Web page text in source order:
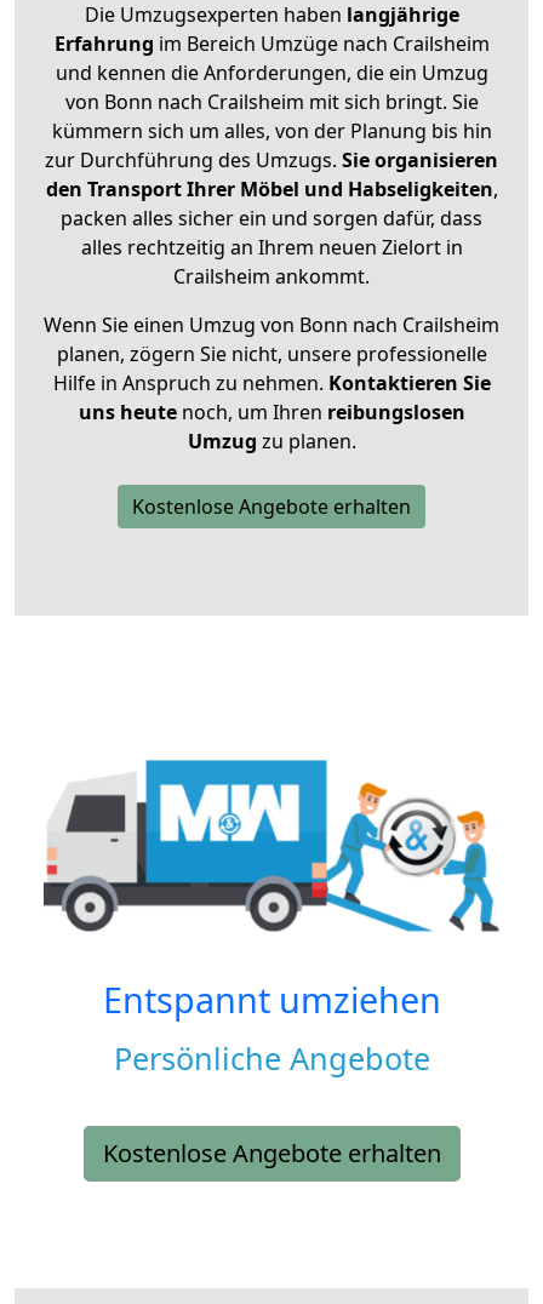
Die Umzugsexperten haben langjährige
Erfahrung im Bereich Umzüge nach Crailsheim
und kennen die Anforderungen, die ein Umzug
von Bonn nach Crailsheim mit sich bringt. Sie
kümmern sich um alles, von der Planung bis hin
zur Durchführung des Umzugs. Sie organisieren
den Transport Ihrer Möbel und Habseligkeiten,
packen alles sicher ein und sorgen dafür, dass
alles rechtzeitig an Ihrem neuen Zielort in
Crailsheim ankommt.
Wenn Sie einen Umzug von Bonn nach Crailsheim
planen, zögern Sie nicht, unsere professionelle
Hilfe in Anspruch zu nehmen. Kontaktieren Sie
uns heutenoch, um Ihren reibungslosen
Umzug zu planen.
Kostenlose Angebote erhalten
Entspannt umziehen
Persönliche Angebote
Kostenlose Angebote erhalten